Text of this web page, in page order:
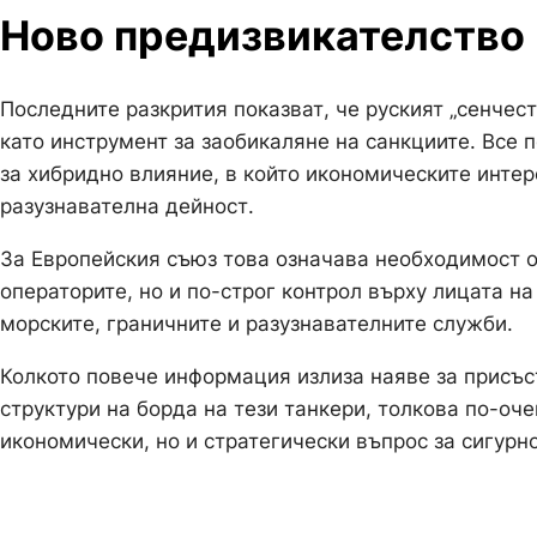
Ново
Последните разкрития показват, че руският
като инструмент за заобикаляне на санкциите.
за хибридно влияние, в който икономическите
разузнавателна дейност.
За Европейския съюз това означава
операторите, но и по-строг контрол върху лицата
морските, граничните и разузнавателните служби.
Колкото повече информация излиза наяве за
структури на борда на тези танкери, толкова по-
икономически, но и стратегически въпрос за